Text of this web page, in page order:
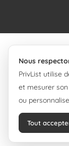
© 2008-2026 PrivList.
Nous
PrivList utilise
et mesurer
ou
Tout